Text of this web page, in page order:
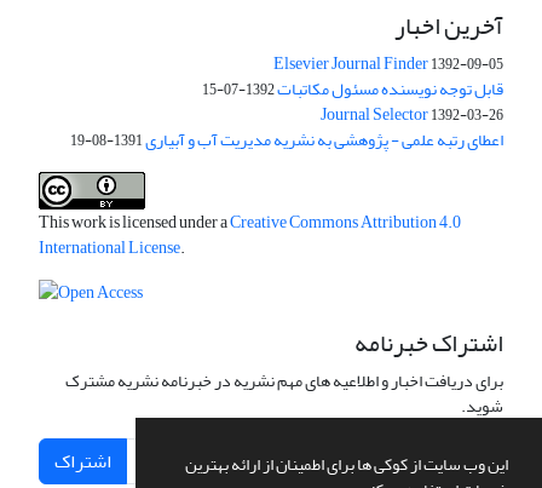
این وب سایت از کوکی ها برای اطمینان از ارائه بهترین
آخرین اخبار
Elsevier Journal Finder1392-09-05
قابل توجه نویسنده مسئول مکاتبات1392-07-15
Journal Selector1392-03-26
اعطای رتبه علمی - پژوهشی به نشریه مدیریت آب و آبیاری1391-08-19
This work is licensed under aCreative Commons Attribution 4.0
International License.
اشتراک خبرنامه
برای دریافت اخبار و اطلاعیه های مهم نشریه در خبرنامه نشریه مشترک
شوید.
اشتراک